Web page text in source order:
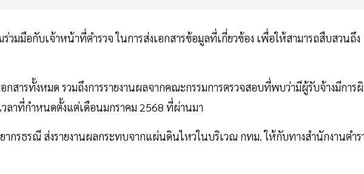
วมมือกับเจ้าหน้าที่ตำรวจ ในการส่งเอกสารข้อมูลที่เกี่ยวข้อง เพื่อให้สามารถสืบสวนถึง
กสารทั้งหมด รวมถึงการรายงานผลจากคณะกรรมการตรวจสอบที่พบว่ามีผู้รับจ้างมีการ
าที่กำหนดตั้งแต่เดือนมกราคม 2568 ที่ผ่านมา
กรธรณี ส่งรายงานผลกระทบจากแผ่นดินไหวในบริเวณ กทม. ให้กับทางสำนักงานตำร